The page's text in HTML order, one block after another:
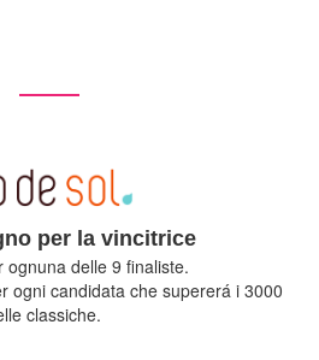
per la vincitrice
delle 9 finaliste.
ogni candidata che supererá i 3000
classiche.